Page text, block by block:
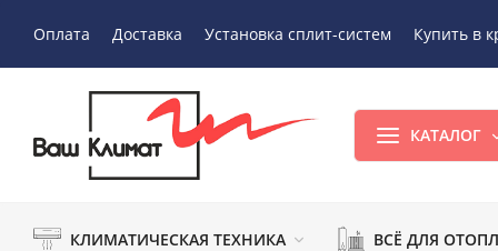
Оплата Доставка Установка сплит-систем Купить в
КАТАЛОГ
КЛИМАТИЧЕСКАЯ ТЕХНИКА ВСЁ ДЛЯ